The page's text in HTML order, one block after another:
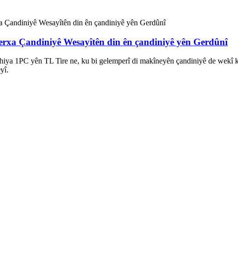
Çandiniyê Wesayîtên din ên çandiniyê yên Gerdûnî
1PC yên TL Tire ne, ku bi gelemperî di makîneyên çandiniyê de